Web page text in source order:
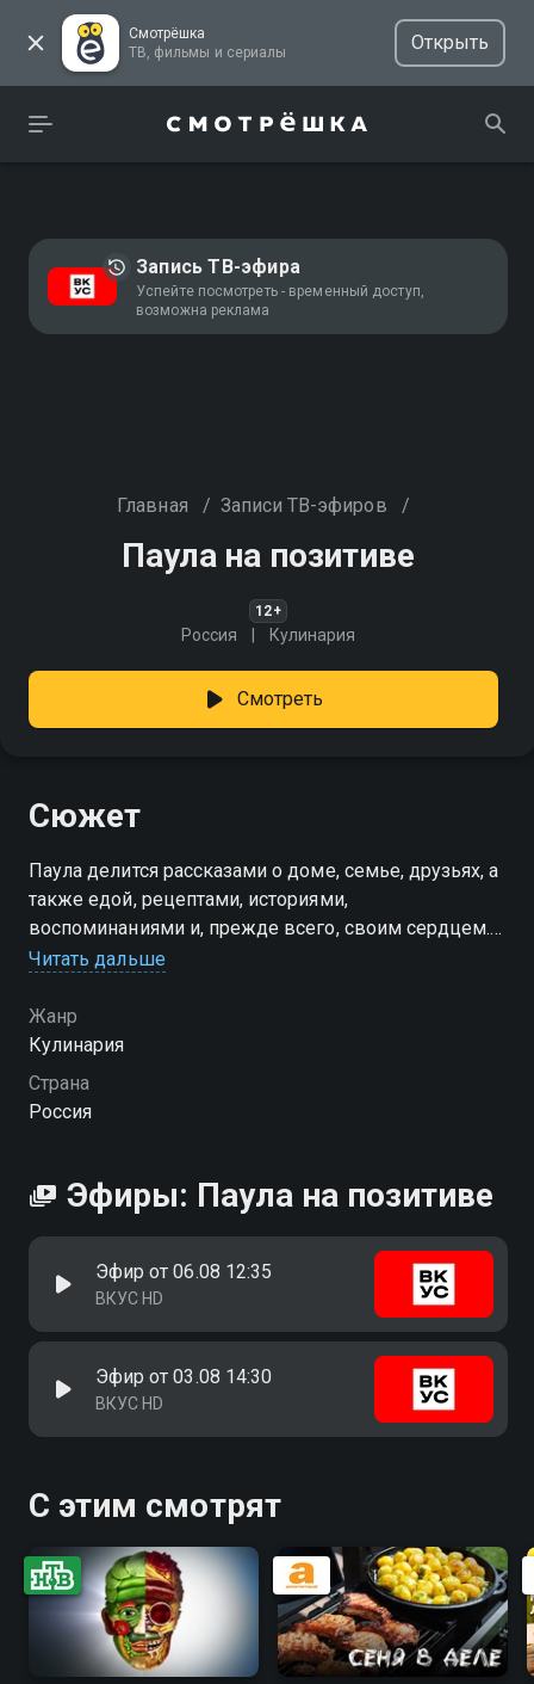
Смотрёшка
ТВ, фильмы и сериалы
Открыть
Запись ТВ-эфира
Успейте посмотреть - временный доступ,
возможна реклама
Главная / Записи ТВ-эфиров /
Паула на позитиве
12+
Россия Кулинария
Смотреть
Сюжет
Паула делится рассказами о доме, семье, друзьях, а
также едой, рецептами, историями,
воспоминаниями и, прежде всего, своим сердцем.
Для неё еда - это воспоминания, традиции и
Читать дальше
Жанр
Кулинария
Страна
Россия
Эфиры: Паула на позитиве
Эфир от 06.08 12:35
ВКУС HD
Эфир от 03.08 14:30
ВКУС HD
С этим смотрят